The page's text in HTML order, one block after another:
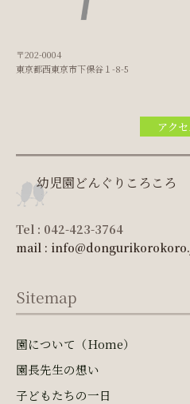
〒202-0004
東京都西東京市下保谷１-8-5
アク
幼児園どんぐりころころ
Tel : 042-423-3764
mail :
Sitemap
園について（Home）
園長先生の想い
子どもたちの一日